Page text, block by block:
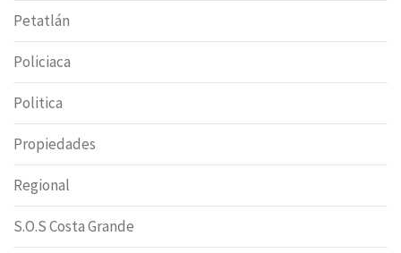
Petatlán
Policiaca
Politica
Propiedades
Regional
S.O.S Costa Grande